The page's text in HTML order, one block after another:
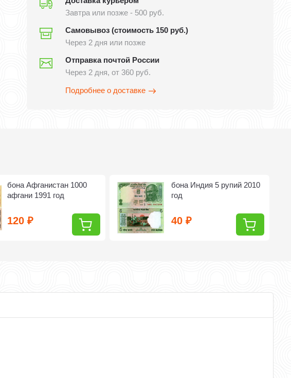
Завтра или позже - 500 руб.
Самовывоз (стоимость 150 руб.)
Через 2 дня или позже
Отправка почтой России
Через 2 дня, от 360 руб.
Подробнее о доставке
бона Афганистан 1000
афгани 1991 год
120₽
бона Индия 5 рупий 2010
год
40₽